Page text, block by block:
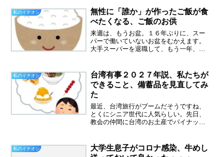
私のイチオシ
無性に「誰か」が作ったご飯が食
べたくなる、ご飯のお供
来週は、もうお盆。１６年ぶりに、スー
パーで働いていないお盆をむかえます。
大手スーパーを退職して、もう一年、早
出せない、そんなことはしょっちゅうで
す。どんどん忘れていくス...
私のイチオシ
台湾有事２０２７年説、私たちが
できること、備蓄品を見直してみ
た
最近、台湾旅行がブームだそうですね、
とくにシニア世代に人気らしい。先日、
教会の仲間に台湾のお土産でパイナップ
ルケーキ 1100円~ 3個 10個 20個 50個 台
湾製...
私のイチオシ
大学生息子がコロナ感染、牛めし